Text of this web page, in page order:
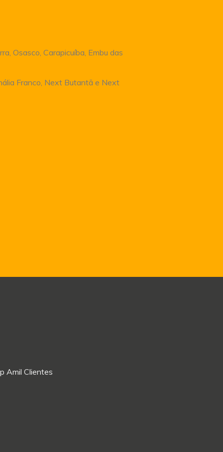
Osasco, Carapicuíba, Embu das
Franco, Next Butantã e Next
Amil Clientes